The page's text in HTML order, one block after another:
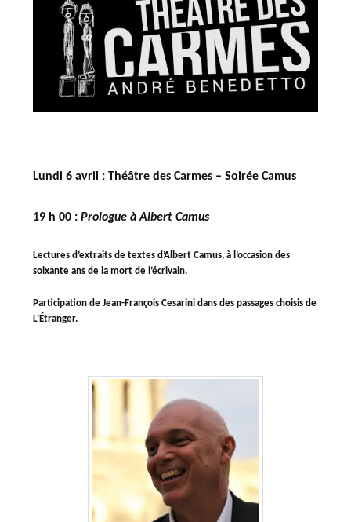
Lundi 6 avril : Théâtre des Carmes – Soirée Camus
19 h 00 :Prologue à Albert Camus
Lectures d’extraits de textes d’Albert Camus, à l’occasion des
soixante ans de la mort de l’écrivain.
Participation de Jean-François Cesarini dans des passages choisis de
L’Étranger.